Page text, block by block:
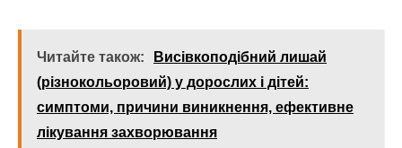
Читайте також:
Висівкоподібний лишай
(різнокольоровий) у дорослих і дітей:
симптоми, причини виникнення, ефективне
лікування захворювання